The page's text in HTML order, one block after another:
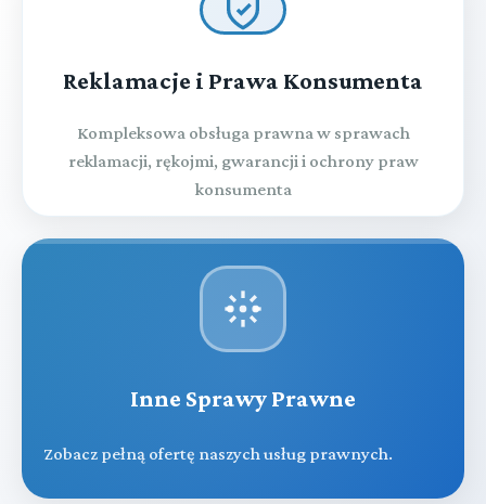
Reklamacje i Prawa Konsumenta
Kompleksowa obsługa prawna w sprawach
reklamacji, rękojmi, gwarancji i ochrony praw
konsumenta
Inne Sprawy Prawne
Zobacz pełną ofertę naszych usług prawnych.